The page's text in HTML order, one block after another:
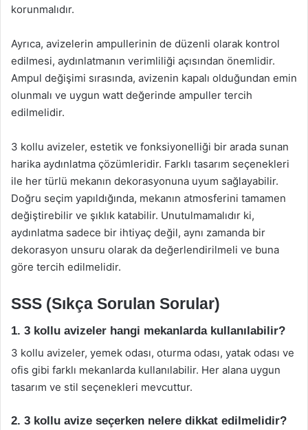
korunmalıdır.
Ayrıca, avizelerin ampullerinin de düzenli olarak kontrol
edilmesi, aydınlatmanın verimliliği açısından önemlidir.
Ampul değişimi sırasında, avizenin kapalı olduğundan emin
olunmalı ve uygun watt değerinde ampuller tercih
edilmelidir.
3 kollu avizeler, estetik ve fonksiyonelliği bir arada sunan
harika aydınlatma çözümleridir. Farklı tasarım seçenekleri
ile her türlü mekanın dekorasyonuna uyum sağlayabilir.
Doğru seçim yapıldığında, mekanın atmosferini tamamen
değiştirebilir ve şıklık katabilir. Unutulmamalıdır ki,
aydınlatma sadece bir ihtiyaç değil, aynı zamanda bir
dekorasyon unsuru olarak da değerlendirilmeli ve buna
göre tercih edilmelidir.
SSS (Sıkça Sorulan Sorular)
1. 3 kollu avizeler hangi mekanlarda kullanılabilir?
3 kollu avizeler, yemek odası, oturma odası, yatak odası ve
ofis gibi farklı mekanlarda kullanılabilir. Her alana uygun
tasarım ve stil seçenekleri mevcuttur.
2. 3 kollu avize seçerken nelere dikkat edilmelidir?